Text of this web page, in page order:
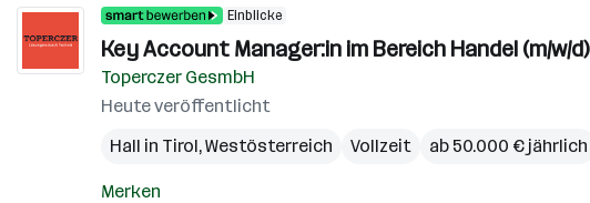
Einblicke
Key Account Manager:in im Bereich Handel (m/w/d)
Toperczer GesmbH
Heute veröffentlicht
Hall in Tirol,Westösterreich Vollzeit ab 50.000 € jährlich
Merken